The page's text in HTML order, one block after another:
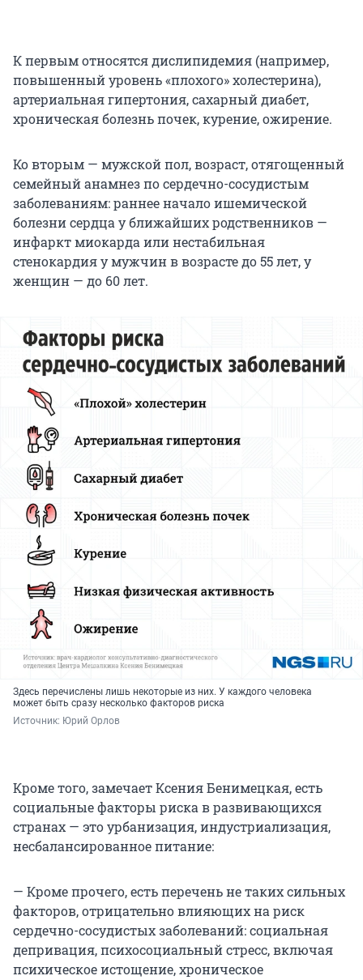
К первым относятся дислипидемия (например,
повышенный уровень «плохого» холестерина),
артериальная гипертония, сахарный диабет,
хроническая болезнь почек, курение, ожирение.
Ко вторым — мужской пол, возраст, отягощенный
семейный анамнез по сердечно-сосудистым
заболеваниям: раннее начало ишемической
болезни сердца у ближайших родственников —
инфаркт миокарда или нестабильная
стенокардия у мужчин в возрасте до 55 лет, у
женщин — до 60 лет.
Здесь перечислены лишь некоторые из них. У каждого человека
может быть сразу несколько факторов риска
Источник: Юрий Орлов
Кроме того, замечает Ксения Бенимецкая, есть
социальные факторы риска в развивающихся
странах — это урбанизация, индустриализация,
несбалансированное питание:
— Кроме прочего, есть перечень не таких сильных
факторов, отрицательно влияющих на риск
сердечно-сосудистых заболеваний: социальная
депривация, психосоциальный стресс, включая
психическое истощение, хроническое